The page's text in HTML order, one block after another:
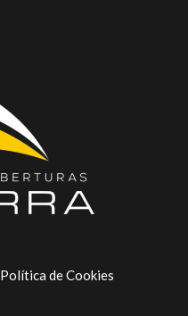
Política de Cookies